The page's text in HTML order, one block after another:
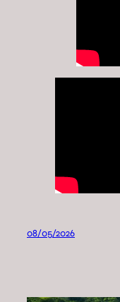
08/05/2026